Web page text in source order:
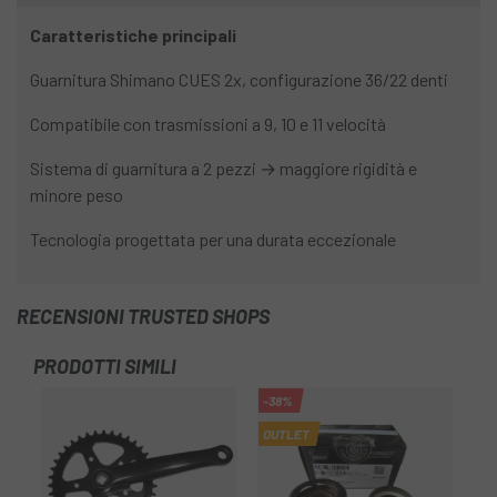
Caratteristiche principali
Guarnitura Shimano CUES 2x, configurazione 36/22 denti
Compatibile con trasmissioni a 9, 10 e 11 velocità
Sistema di guarnitura a 2 pezzi → maggiore rigidità e
minore peso
Tecnologia progettata per una durata eccezionale
RECENSIONI TRUSTED SHOPS
PRODOTTI SIMILI
-38%
OUTLET